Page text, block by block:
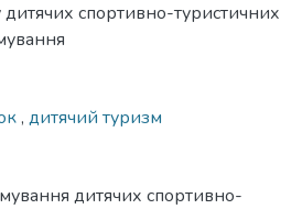
дитячих спортивно-туристичних
, дитячий туризм
дитячих спортивно-